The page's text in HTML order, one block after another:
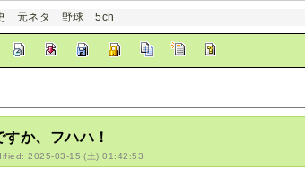
元ネタ 野球 5ch
すか、フハハ！
2025-03-15 (土) 01:42:53